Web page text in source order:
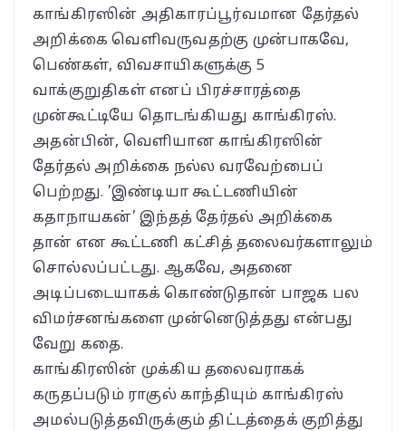
காங்கிரஸின் அதிகாரப்பூர்வமான தேர்தல்
அறிக்கை வெளிவருவதற்கு முன்பாகவே,
பெண்கள், விவசாயிகளுக்கு 5
வாக்குறுதிகள் எனப் பிரச்சாரத்தை
முன்கூட்டியே தொடங்கியது காங்கிரஸ்.
அதன்பின், வெளியான காங்கிரஸின்
தேர்தல் அறிக்கை நல்ல வரவேற்பைப்
பெற்றது. ’இண்டியா கூட்டணியின்
கதாநாயகன்’ இந்தத் தேர்தல் அறிக்கை
தான் என கூட்டணி கட்சித் தலைவர்களாலும்
சொல்லப்பட்டது. ஆகவே, அதனை
அடிப்படையாகக் கொண்டுதான் பாஜக பல
விமர்சனங்களை முன்னெடுத்தது என்பது
வேறு கதை.
காங்கிரஸின் முக்கிய தலைவராகக்
கருதப்படும் ராகுல் காந்தியும் காங்கிரஸ்
அமல்படுத்தவிருக்கும் திட்டத்தைக் குறித்து